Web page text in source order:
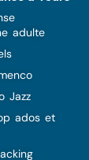
adulte
Jazz
ados et